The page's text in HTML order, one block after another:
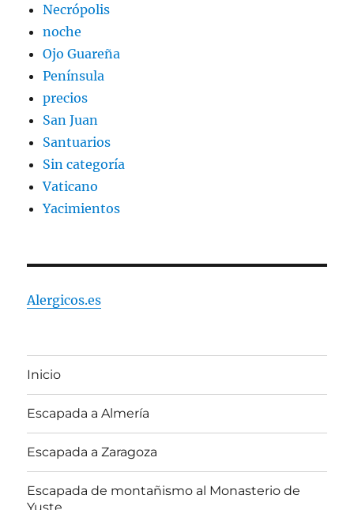
Necrópolis
noche
Ojo Guareña
Península
precios
San Juan
Santuarios
Sin categoría
Vaticano
Yacimientos
Alergicos.es
Inicio
Escapada a Almería
Escapada a Zaragoza
Escapada de montañismo al Monasterio de